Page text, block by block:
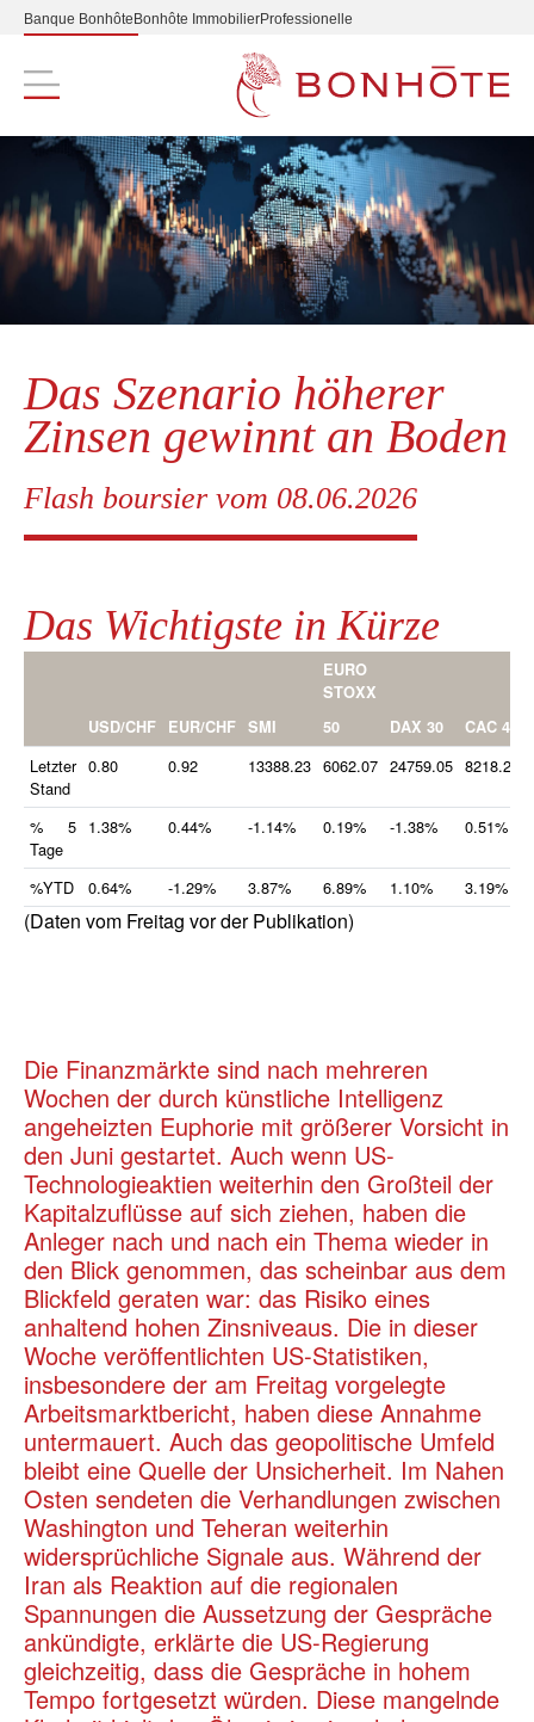
Banque Bonhôte Bonhôte ImmobilierProfessionelle
Navigation principale
Das Szenario höherer
Zinsen gewinnt an Boden
Flash boursier vom 08.06.2026
Das Wichtigste in Kürze
USD/CHF EUR/CHF SMI
EURO
STOXX
50
DAX 30 CAC 40
Letzter
Stand
0.80 0.92 13388.23 6062.07 24759.05 8218.24
% 5
Tage
1.38% 0.44% -1.14% 0.19% -1.38% 0.51%
%YTD 0.64% -1.29% 3.87% 6.89% 1.10% 3.19%
(Daten vom Freitag vor der Publikation)
Die Finanzmärkte sind nach mehreren
Wochen der durch künstliche Intelligenz
angeheizten Euphorie mit größerer Vorsicht in
den Juni gestartet. Auch wenn US-
Technologieaktien weiterhin den Großteil der
Kapitalzuflüsse auf sich ziehen, haben die
Anleger nach und nach ein Thema wieder in
den Blick genommen, das scheinbar aus dem
Blickfeld geraten war: das Risiko eines
anhaltend hohen Zinsniveaus. Die in dieser
Woche veröffentlichten US-Statistiken,
insbesondere der am Freitag vorgelegte
Arbeitsmarktbericht, haben diese Annahme
untermauert. Auch das geopolitische Umfeld
bleibt eine Quelle der Unsicherheit. Im Nahen
Osten sendeten die Verhandlungen zwischen
Washington und Teheran weiterhin
widersprüchliche Signale aus. Während der
Iran als Reaktion auf die regionalen
Spannungen die Aussetzung der Gespräche
ankündigte, erklärte die US-Regierung
gleichzeitig, dass die Gespräche in hohem
Tempo fortgesetzt würden. Diese mangelnde